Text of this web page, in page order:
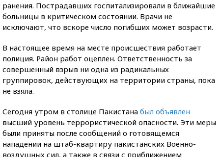
ранения. Пострадавших госпитализировали в ближайшие
больницы в критическом состоянии. Врачи не
исключают, что вскоре число погибших может возрасти.
В настоящее время на месте происшествия работает
полиция. Район работ оцеплен. Ответственность за
совершенный взрыв ни одна из радикальных
группировок, действующих на территории страны, пока
не взяла.
Сегодня утром в столице Пакистана был объявлен
высший уровень террористической опасности. Эти меры
были приняты после сообщений о готовящемся
нападении на штаб-квартиру пакистанских Военно-
воздушных сил, а также в связи с приближением